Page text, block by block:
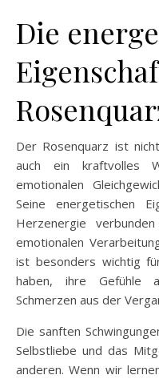
Die
Der Rosenquarz ist
auch ein kraftvolles
emotionalen
Seine energetischen
Herzenergie
emotionalen
ist besonders wichtig
haben, ihre Gefühle
Schmerzen aus der
Die sanften
Selbstliebe und das
anderen. Wenn wir